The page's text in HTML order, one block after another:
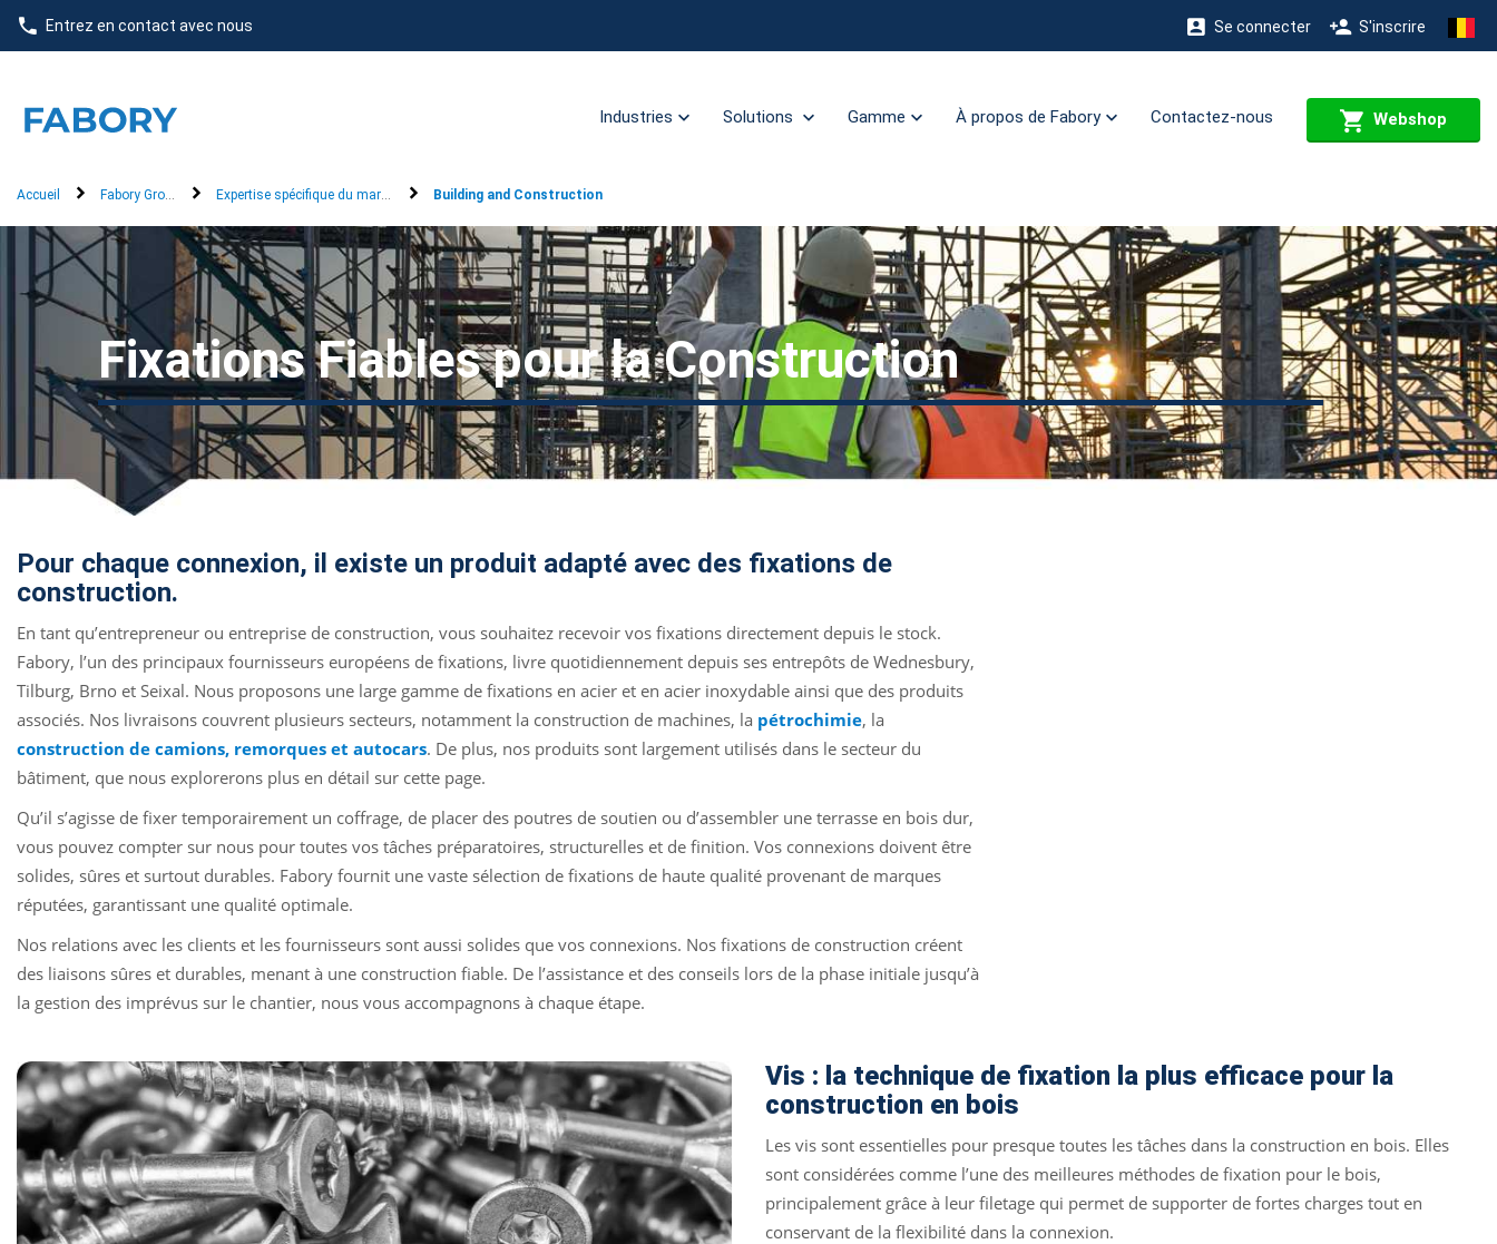
text.skipToContent
text.skipToNavigation
Entrez en contact avec nous Se connecter S'inscrire
Industries Solutions Gamme À propos de Fabory Contactez-nous Webshop
Accueil Fabory Group Expertise spécifique du marché Building and Construction
Fixations Fiables pour la Construction
Pour chaque connexion, il existe un produit adapté avec des fixations de
construction.
En tant qu’entrepreneur ou entreprise de construction, vous souhaitez recevoir vos fixations directement depuis le stock.
Fabory, l’un des principaux fournisseurs européens de fixations, livre quotidiennement depuis ses entrepôts de Wednesbury,
Tilburg, Brno et Seixal. Nous proposons une large gamme de fixations en acier et en acier inoxydable ainsi que des produits
associés. Nos livraisons couvrent plusieurs secteurs, notamment la construction de machines, la pétrochimie, la
construction de camions, remorques et autocars. De plus, nos produits sont largement utilisés dans le secteur du
bâtiment, que nous explorerons plus en détail sur cette page.
Qu’il s’agisse de fixer temporairement un coffrage, de placer des poutres de soutien ou d’assembler une terrasse en bois dur,
vous pouvez compter sur nous pour toutes vos tâches préparatoires, structurelles et de finition. Vos connexions doivent être
solides, sûres et surtout durables. Fabory fournit une vaste sélection de fixations de haute qualité provenant de marques
réputées, garantissant une qualité optimale.
Nos relations avec les clients et les fournisseurs sont aussi solides que vos connexions. Nos fixations de construction créent
des liaisons sûres et durables, menant à une construction fiable. De l’assistance et des conseils lors de la phase initiale jusqu’à
la gestion des imprévus sur le chantier, nous vous accompagnons à chaque étape.
Vis : la technique de fixation la plus efficace pour la
construction en bois
Les vis sont essentielles pour presque toutes les tâches dans la construction en bois. Elles
sont considérées comme l’une des meilleures méthodes de fixation pour le bois,
principalement grâce à leur filetage qui permet de supporter de fortes charges tout en
conservant de la flexibilité dans la connexion.